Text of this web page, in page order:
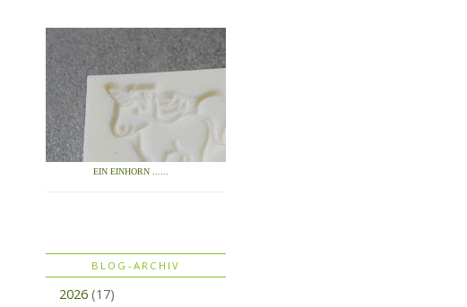
EIN EINHORN ......
BLOG-ARCHIV
2026 (17)